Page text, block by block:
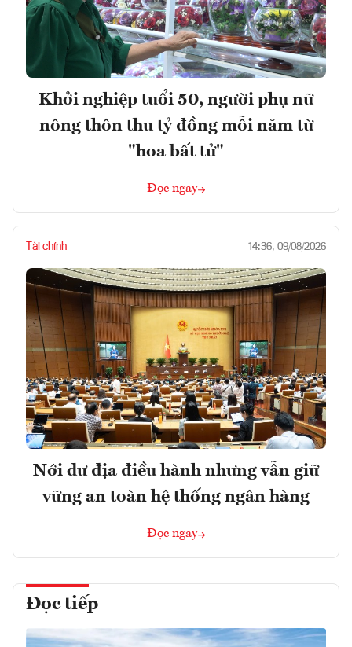
Khởi nghiệp tuổi 50, người phụ nữ
nông thôn thu tỷ đồng mỗi năm từ
"hoa bất tử"
Đọc ngay
Tài chính 14:36, 09/08/2026
Nới dư địa điều hành nhưng vẫn giữ
vững an toàn hệ thống ngân hàng
Đọc ngay
Đọc tiếp